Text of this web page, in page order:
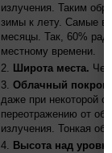
излучения. Таким
зимы к лету. Самые
месяцы. Так, 60%
местному времени.
Широта места.
Облачный покров.
даже при некоторой
переотражению от
излучения. Тонкая
Высота над